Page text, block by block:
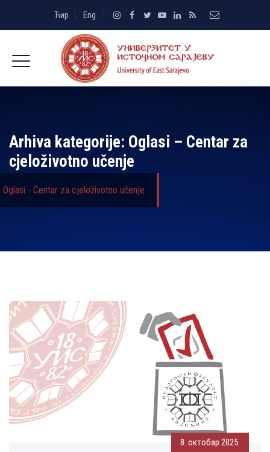
Ћир Eng
Arhiva kategorije: Oglasi – Centar za
cjeloživotno učenje
Oglasi - Centar za cjeloživotno učenje
8. октобар 2025.